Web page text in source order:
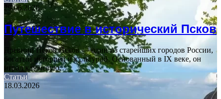
29.06.2026
Путешествие в исторический Псков
Древний Псков Псков — один из старейших городов России,
богатый историей и культурой. Основанный в IX веке, он
играл ключевую…
Статьи
18.03.2026